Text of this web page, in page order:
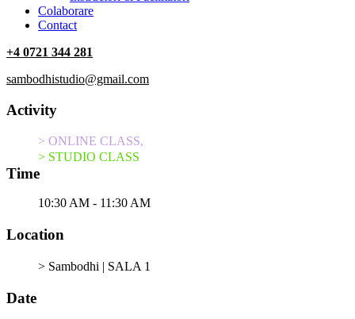
Colaborare
Contact
+4 0721 344 281
sambodhistudio@gmail.com
Activity
> ONLINE CLASS,
> STUDIO CLASS
Time
10:30 AM - 11:30 AM
Location
> Sambodhi | SALA 1
Date